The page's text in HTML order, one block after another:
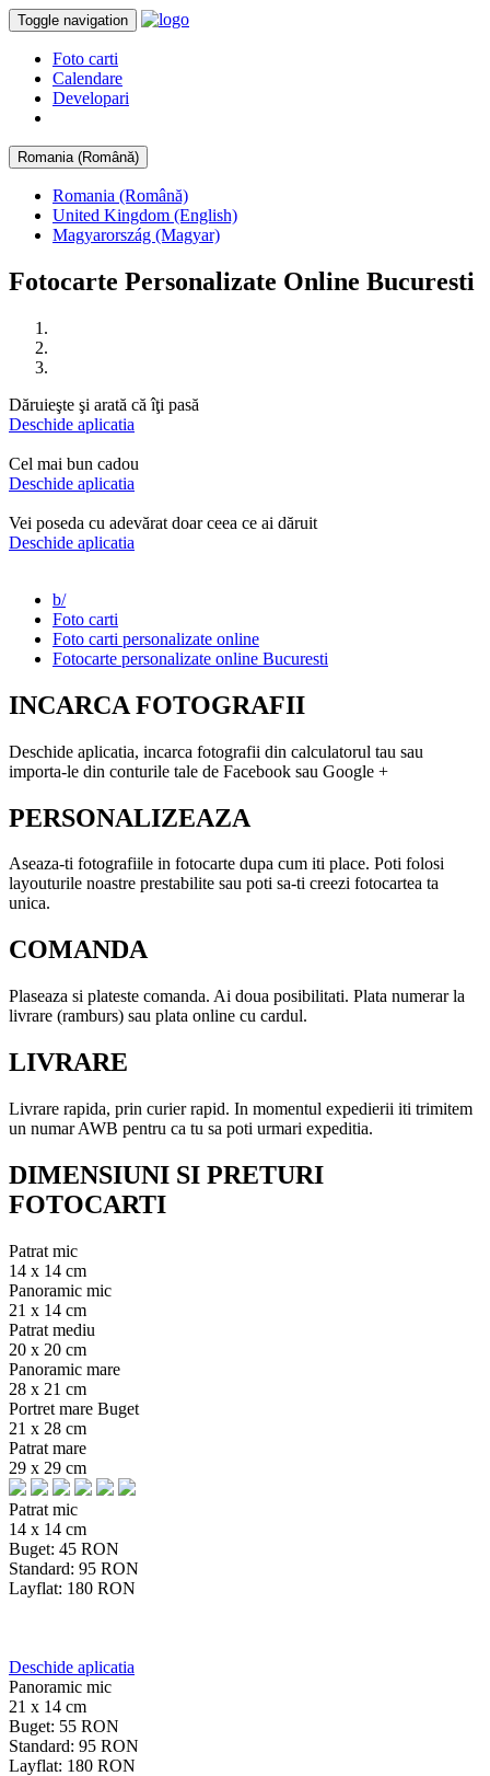
Toggle navigation
Foto carti
Calendare
Developari
Romania (Română)
Romania (Română)
United Kingdom (English)
Magyarország (Magyar)
Fotocarte Personalizate Online Bucuresti
Dăruieşte şi arată că îţi pasă
Deschide aplicatia
Cel mai bun cadou
Deschide aplicatia
Vei poseda cu adevărat doar ceea ce ai dăruit
Deschide aplicatia
b/
Foto carti
Foto carti personalizate online
Fotocarte personalizate online Bucuresti
INCARCA FOTOGRAFII
Deschide aplicatia, incarca fotografii din calculatorul tau sau
importa-le din conturile tale de Facebook sau Google +
PERSONALIZEAZA
Aseaza-ti fotografiile in fotocarte dupa cum iti place. Poti folosi
layouturile noastre prestabilite sau poti sa-ti creezi fotocartea ta
unica.
COMANDA
Plaseaza si plateste comanda. Ai doua posibilitati. Plata numerar la
livrare (ramburs) sau plata online cu cardul.
LIVRARE
Livrare rapida, prin curier rapid. In momentul expedierii iti trimitem
un numar AWB pentru ca tu sa poti urmari expeditia.
DIMENSIUNI SI PRETURI
FOTOCARTI
Patrat mic
14 x 14 cm
Panoramic mic
21 x 14 cm
Patrat mediu
20 x 20 cm
Panoramic mare
28 x 21 cm
Portret mare Buget
21 x 28 cm
Patrat mare
29 x 29 cm
Patrat mic
14 x 14 cm
Buget: 45 RON
Standard: 95 RON
Layflat: 180 RON
Deschide aplicatia
Panoramic mic
21 x 14 cm
Buget: 55 RON
Standard: 95 RON
Layflat: 180 RON